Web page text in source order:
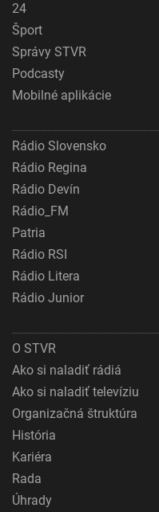
24
Šport
Správy STVR
Podcasty
Mobilné aplikácie
Rádio Slovensko
Rádio Regina
Rádio Devín
Rádio_FM
Patria
Rádio RSI
Rádio Litera
Rádio Junior
O STVR
Ako si naladiť rádiá
Ako si naladiť televíziu
Organizačná štruktúra
História
Kariéra
Rada
Úhrady